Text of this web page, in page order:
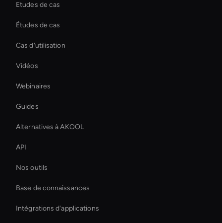
Etudes de cas
Études de cas
Cas d'utilisation
Vidéos
Webinaires
Guides
Alternatives à AKOOL
API
Nos outils
Base de connaissances
Intégrations d'applications